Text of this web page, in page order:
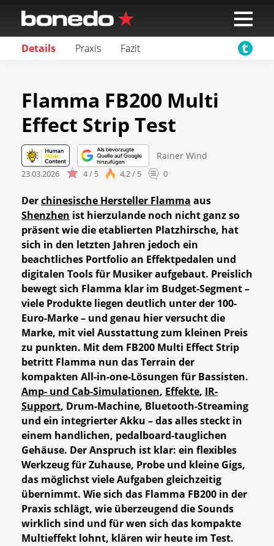
Details Praxis Fazit
Flamma FB200 Multi
Effect Strip Test
Rainer Wind
23.03.2026 4 / 5 4,2 / 5 0
Derchinesische Hersteller Flamma aus
Shenzhen ist hierzulande noch nicht ganz so
präsent wie die etablierten Platzhirsche, hat
sich in den letzten Jahren jedoch ein
beachtliches Portfolio an Effektpedalen und
digitalen Tools für Musiker aufgebaut. Preislich
bewegt sich Flamma klar im Budget-Segment –
viele Produkte liegen deutlich unter der 100-
Euro-Marke – und genau hier versucht die
Marke, mit viel Ausstattung zum kleinen Preis
zu punkten. Mit dem FB200 Multi Effect Strip
betritt Flamma nun das Terrain der
kompakten All-in-one-Lösungen für Bassisten.
Amp- und Cab-Simulationen, Effekte, IR-
Support, Drum-Machine, Bluetooth-Streaming
und ein integrierter Akku – das alles steckt in
einem handlichen, pedalboard-tauglichen
Gehäuse. Der Anspruch ist klar: ein flexibles
Werkzeug für Zuhause, Probe und kleine Gigs,
das möglichst viele Aufgaben gleichzeitig
übernimmt. Wie sich das Flamma FB200 in der
Praxis schlägt, wie überzeugend die Sounds
wirklich sind und für wen sich das kompakte
Multieffekt lohnt, klären wir heute im Test.